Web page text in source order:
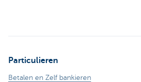
Particulieren
Betalen en Zelf bankieren